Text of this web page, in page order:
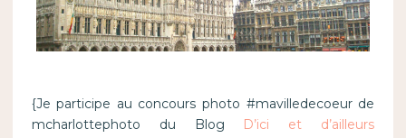
{Je participe au concours photo #mavilledecoeur de
mcharlottephoto du Blog D’ici et d’ailleurs